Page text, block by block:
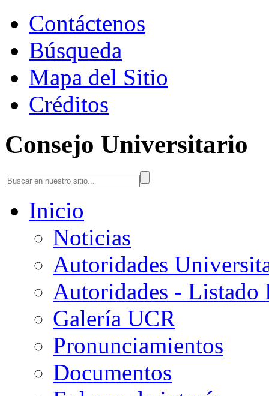
Contáctenos
Búsqueda
Mapa del Sitio
Créditos
Consejo Universitario
Inicio
Noticias
Autoridades
Autoridades - Listado
Galería UCR
Pronunciamientos
Documentos